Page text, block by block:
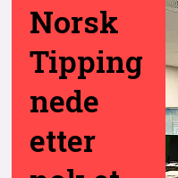
Norsk
Tipping
nede
etter